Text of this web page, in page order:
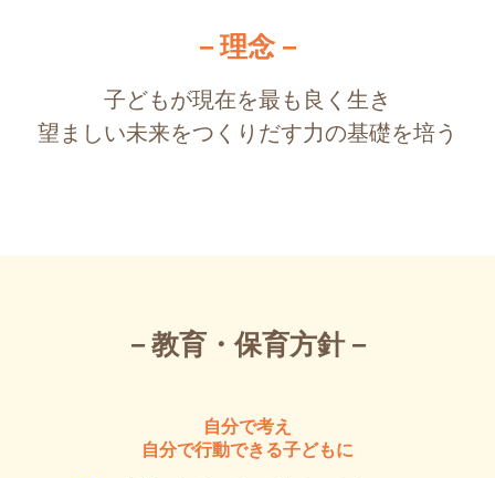
－理念－
子どもが現在を最も良く生き
望ましい未来をつくりだす力の基礎を培う
－教育・保育方針－
自分で考え
自分で行動できる子どもに